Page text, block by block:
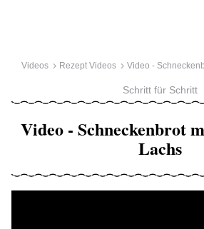
Videos Rezept Videos Video -
Schritt für Schritt
Video - Schneckenbrot
Lachs